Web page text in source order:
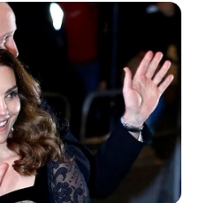
Beby Tsabina
Haico Van der Veken